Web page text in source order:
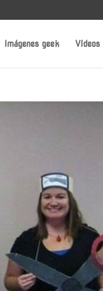
Imágenes geek Vídeos